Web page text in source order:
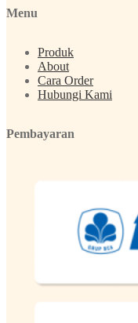
Menu
Produk
About
Cara Order
Hubungi Kami
Pembayaran